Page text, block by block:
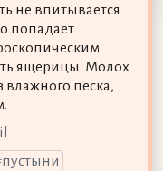
не впитывается
попадает
ящерицы. Молох
влажного песка,
пустыни